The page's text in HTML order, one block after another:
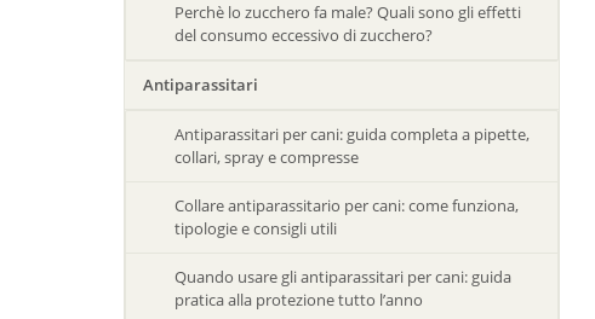
Perchè lo zucchero fa male? Quali sono gli effetti
del consumo eccessivo di zucchero?
Antiparassitari
Antiparassitari per cani: guida completa a pipette,
collari, spray e compresse
Collare antiparassitario per cani: come funziona,
tipologie e consigli utili
Quando usare gli antiparassitari per cani: guida
pratica alla protezione tutto l’anno